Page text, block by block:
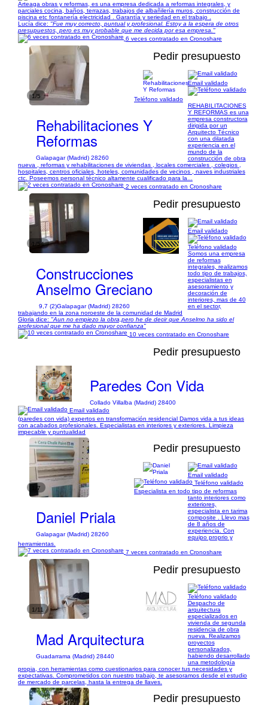
Arteaga obras y reformas, es una empresa dedicada a reformas integrales, y
parciales cocina, baños, terrazas, trabajos de albañilería muros, construcción de
piscina etc fontanería electricidad . Garantía y seriedad en el trabajo .
Lucía dice: "Fue muy correcto, puntual y profesional. Estoy a la espera de otros
presupuestos, pero es muy probable que me decida por esa empresa."
6 veces contratado en Cronoshare
1/5
Pedir presupuesto
Rehabilitaciones Y
Reformas
Galapagar (Madrid) 28260
Email validado
Teléfono validado
REHABILITACIONES
Y REFORMAS es una
empresa constructora
dirigida por un
Arquitecto Técnico
con una dilatada
experiencia en el
mundo de la
construcción de obra
nueva , reformas y rehabilitaciones de viviendas , locales comerciales , colegios ,
hospitales, centros oficiales, hoteles, comunidades de vecinos , naves industriales
ctc. Poseemos personal técnico altamente cualificado para la...
2 veces contratado en Cronoshare
1/54
Pedir presupuesto
Construcciones
Anselmo Greciano
9,7 (2)Galapagar (Madrid) 28260
Email validado
Teléfono validado
Somos una empresa
de reformas
integrales, realizamos
todo tipo de trabajos,
especialistas en
asesoramiento y
decoración de
interiores, mas de 40
en el sector,
trabajando en la zona noroeste de la comunidad de Madrid
Gloria dice: "Aun no empiezo la obra,pero he de decir que Anselmo ha sido el
profesional que me ha dado mayor confianza"
10 veces contratado en Cronoshare
Pedir presupuesto
Paredes Con Vida
Collado Villalba (Madrid) 28400
Email validado
(paredes con vida) expertos en transformación residencial Damos vida a tus ideas
con acabados profesionales. Especialistas en interiores y exteriores. Limpieza
impecable y puntualidad
1/7
Pedir presupuesto
Daniel Priala
Galapagar (Madrid) 28260
Email validado
Teléfono validado
Especialista en todo tipo de reformas
tanto interiores como
exteriores,
especialista en tarima
composite . Llevo mas
de 8 años de
experiencia. Con
equipo proprio y
herramientas.
7 veces contratado en Cronoshare
1/11
Pedir presupuesto
Mad Arquitectura
Guadarrama (Madrid) 28440
Teléfono validado
Despacho de
arquitectura
especializados en
vivienda de segunda
residencia de obra
nueva. Realizamos
proyectos
personalizados,
habiendo desarrollado
una metodología
propia, con herramientas como cuestionarios para conocer tus necesidades y
expectativas. Comprometidos con nuestro trabajo, te asesoramos desde el estudio
de mercado de parcelas, hasta la entrega de llaves.
Pedir presupuesto